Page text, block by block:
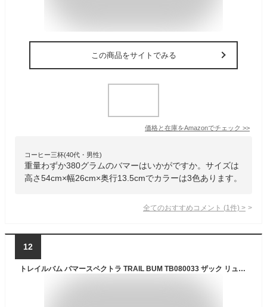
この商品をサイトでみる
価格と在庫をAmazonでチェック >>
コーヒー三杯(40代・男性)
重量わずか380グラムのバマーはいかがですか。サイズは
高さ54cm×幅26cm×奥行13.5cmでカラーは3色あります。
全てのおすすめコメント (1 件) >
12
トレイルバム バマースペクトラ TRAIL BUM TB080033 ザック リュック バックパック 30L 登山